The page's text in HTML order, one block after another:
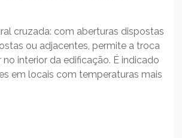
cruzada: com aberturas dispostas
ou adjacentes, permite a troca
interior da edificação. É indicado
em locais com temperaturas mais